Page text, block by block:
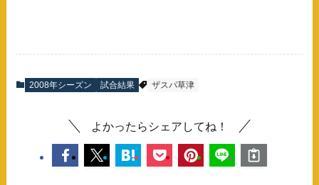
2008年シーズン 試合結果 ザスパ草津
よかったらシェアしてね！